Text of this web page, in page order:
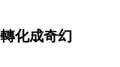
化成奇幻